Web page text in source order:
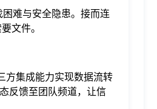
难与安全隐患。接而连
文件。
方集成能力实现数据流转
反馈至团队频道，让信